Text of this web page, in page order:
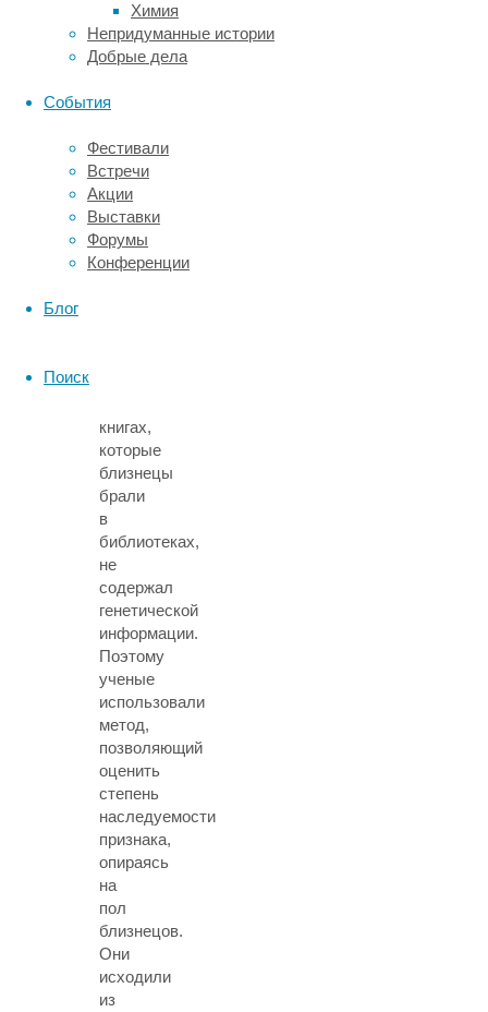
Химия
Непридуманные истории
Добрые дела
События
Фестивали
Встречи
Акции
Выставки
Форумы
Конференции
Блог
Поиск
аудиоформате)
67.900
датских
старше
лет.
Соответствующую
научную
статью
опубликовал
журнал
книгах,
которые
близнецы
брали
в
библиотеках,
не
содержал
генетической
информации.
Поэтому
ученые
использовали
метод,
позволяющий
оценить
степень
наследуемости
признака,
опираясь
на
пол
близнецов.
Они
исходили
из